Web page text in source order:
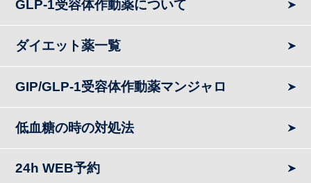
GLP-1受容体作動薬について
ダイエット薬一覧
GIP/GLP-1受容体作動薬マンジャロ
低血糖の時の対処法
24h WEB予約